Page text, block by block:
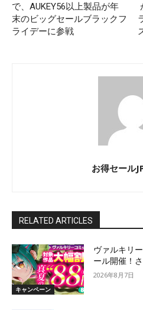
で、AUKEY56以上製品が年
末のビッグセールブラックフ
ライデーに参戦
お得セール
RELATED ARTICLES
キャンペーン
ヴァルキリ
ール開催！
2026年8月7日